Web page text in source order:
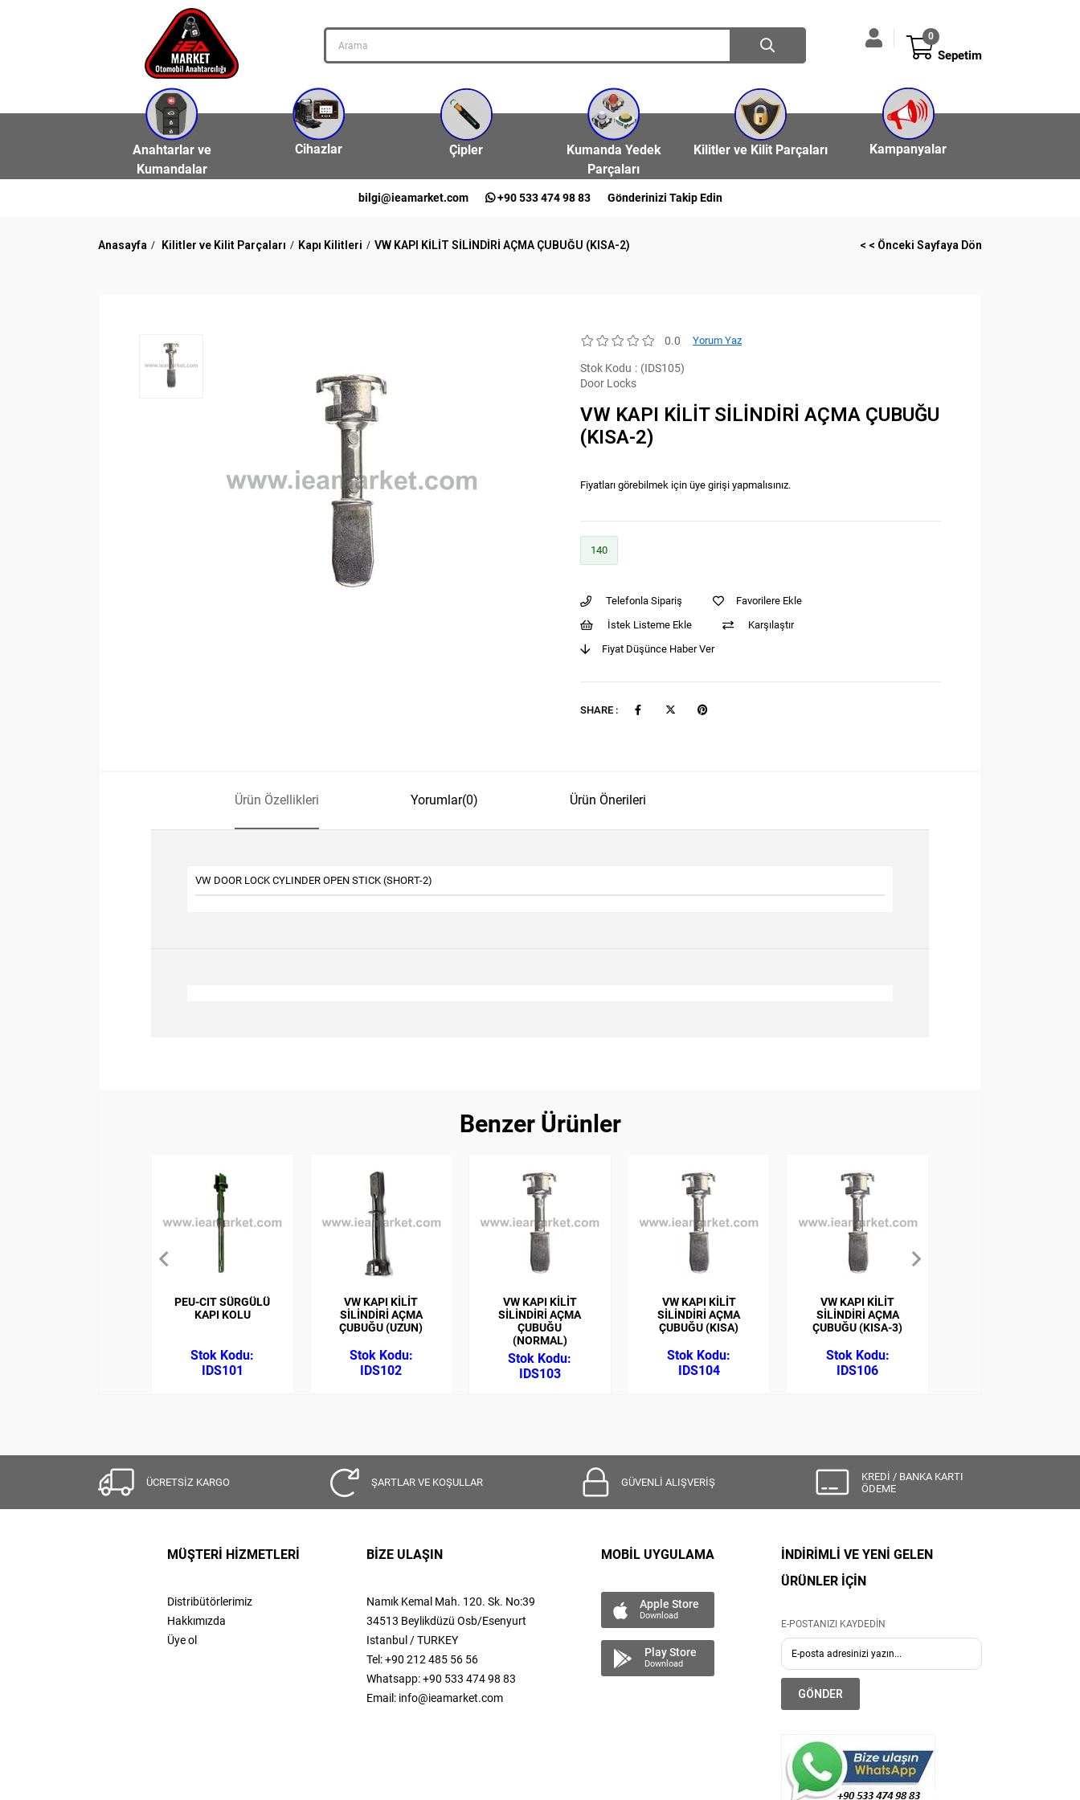
Sepetim
0
Anahtarlar ve
Kumandalar
Cihazlar Çipler
Kumanda Yedek
Parçaları
Kilitler ve Kilit Parçaları Kampanyalar
bilgi@ieamarket.com +90 533 474 98 83 Gönderinizi Takip Edin
Anasayfa Kilitler ve Kilit Parçaları Kapı Kilitleri VW KAPI KİLİT SİLİNDİRİ AÇMA ÇUBUĞU (KISA-2) < < Önceki Sayfaya Dön
0.0 Yorum Yaz
Stok Kodu
(IDS105)
Door Locks
VW KAPI KİLİT SİLİNDİRİ AÇMA ÇUBUĞU
(KISA-2)
Fiyatları görebilmek için üye girişi yapmalısınız.
140
Telefonla Sipariş
Favorilere Ekle
İstek Listeme Ekle
Karşılaştır
Fiyat Düşünce Haber Ver
SHARE :
Ürün Özellikleri Yorumlar(0) Ürün Önerileri
VW DOOR LOCK CYLINDER OPEN STICK (SHORT-2)
Benzer Ürünler
PEU-CIT SÜRGÜLÜ
KAPI KOLU
IDS101
VW KAPI KİLİT
SİLİNDİRİ AÇMA
ÇUBUĞU (UZUN)
IDS102
VW KAPI KİLİT
SİLİNDİRİ AÇMA
ÇUBUĞU
(NORMAL)
IDS103
VW KAPI KİLİT
SİLİNDİRİ AÇMA
ÇUBUĞU (KISA)
IDS104
VW KAPI KİLİT
SİLİNDİRİ AÇMA
ÇUBUĞU (KISA-3)
IDS106
ÜCRETSİZ KARGO ŞARTLAR VE KOŞULLAR GÜVENLİ ALIŞVERİŞ
KREDİ / BANKA KARTI
ÖDEME
MÜŞTERİ HİZMETLERİ
Distribütörlerimiz
Hakkımızda
Üye ol
BİZE ULAŞIN
Namık Kemal Mah. 120. Sk. No:39
34513 Beylikdüzü Osb/Esenyurt
Istanbul / TURKEY
Tel: +90 212 485 56 56
Whatsapp: +90 533 474 98 83
Email: info@ieamarket.com
MOBİL UYGULAMA
Apple Store
Download
Play Store
Download
İNDİRİMLİ VE YENİ GELEN
ÜRÜNLER İÇİN
E-POSTANIZI KAYDEDİN
GÖNDER